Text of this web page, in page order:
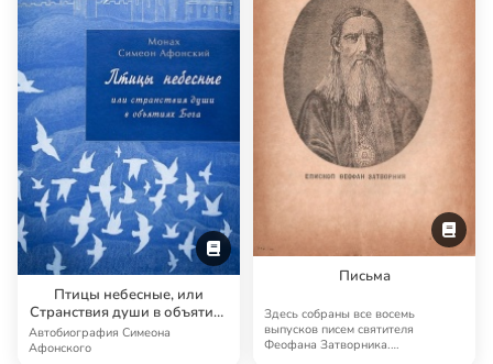
Птицы небесные, или
Странствия души в объятиях
Бога
Автобиография Симеона
Афонского
Письма
Здесь собраны все восемь
выпусков писем святителя
Феофана Затворника.